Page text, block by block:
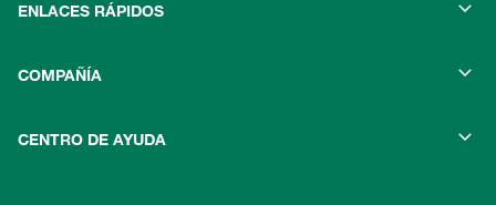
ENLACES RÁPIDOS
COMPAÑÍA
CENTRO DE AYUDA